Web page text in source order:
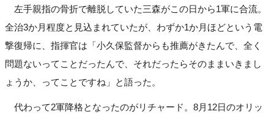
左手親指の骨折で離脱していた三森がこの日から1軍に合流。
全治3か月程度と見込まれていたが、わずか1か月ほどという電
撃復帰に、指揮官は「小久保監督からも推薦がきたんで、全く
問題ないってことだったんで、それだったらそのままいきまし
ょうか、ってことですね」と語った。
代わって2軍降格となったのがリチャード。8月12日のオリッ